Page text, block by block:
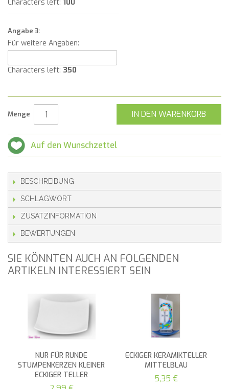
Characters left: 100
Angabe 3:
Für weitere Angaben:
Characters left: 350
Menge IN DEN WARENKORB
Auf den Wunschzettel
BESCHREIBUNG
SCHLAGWORT
ZUSATZINFORMATION
BEWERTUNGEN
SIE KÖNNTEN AUCH AN FOLGENDEN
ARTIKELN INTERESSIERT SEIN
NUR FÜR RUNDE
STUMPENKERZEN KLEINER
ECKIGER TELLER
ECKIGER KERAMIKTELLER
MITTELBLAU
5,35 €